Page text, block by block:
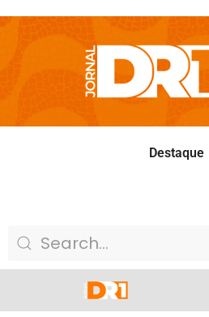
Destaque